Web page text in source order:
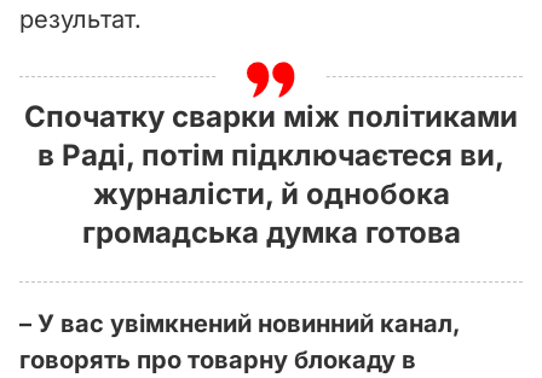
результат.
Спочатку сварки між політиками
в Раді, потім підключаєтеся ви,
журналісти, й однобока
громадська думка готова
– У вас увімкнений новинний канал,
говорять про товарну блокаду в